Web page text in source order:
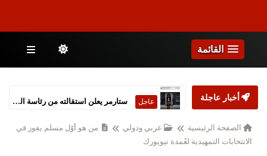
القائمة
أخبار عاجلة عاجل
الصفحة الرئيسية عربي ودولي
من هو أوّل مسلم يفوز في
الانتخابات التمهيدية لعُمدة نيويورك